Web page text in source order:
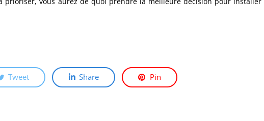
Tweet Share Pin